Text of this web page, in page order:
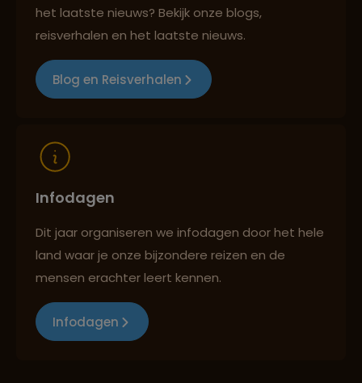
Best beoordeelde reisroutes
het laatste nieuws? Bekijk onze blogs,
reisverhalen en het laatste nieuws.
Blog en Reisverhalen
Infodagen
Dit jaar organiseren we infodagen door het hele
land waar je onze bijzondere reizen en de
mensen erachter leert kennen.
Infodagen